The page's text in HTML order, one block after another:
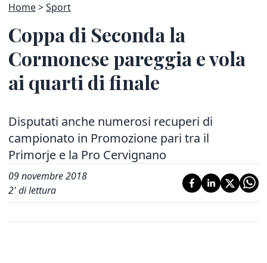
Home Sport
Coppa di Seconda la
Cormonese pareggia e vola
ai quarti di finale
Disputati anche numerosi recuperi di
campionato in Promozione pari tra il
Primorje e la Pro Cervignano
09 novembre 2018
2' di lettura